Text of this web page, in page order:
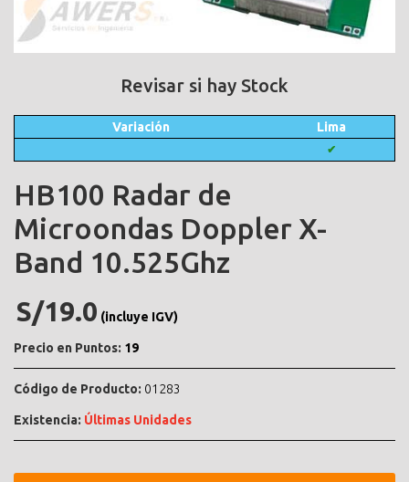
Revisar si hay Stock
Variación Lima
✔
HB100 Radar de
Microondas Doppler X-
Band 10.525Ghz
S/19.0 (incluye IGV)
Precio en Puntos: 19
Código de Producto: 01283
Existencia: Últimas Unidades